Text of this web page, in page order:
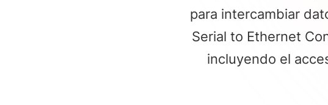
para intercambiar
Serial to Ethernet
incluyendo el